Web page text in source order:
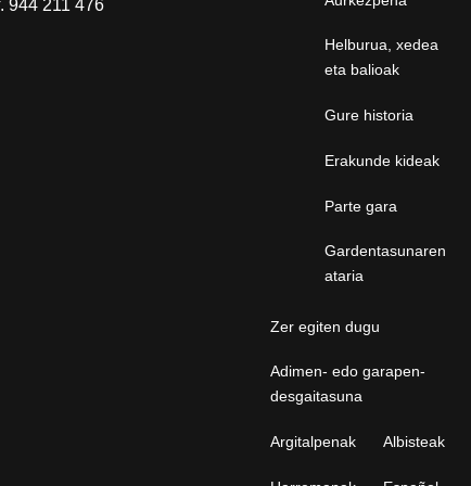
944 211 476
Helburua, xedea
eta balioak
Gure historia
Erakunde kideak
Parte gara
Gardentasunaren
ataria
Zer egiten dugu
Adimen- edo garapen-
desgaitasuna
Argitalpenak Albisteak